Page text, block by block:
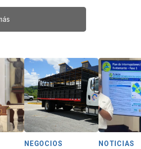
NEGOCIOS NOTICIAS